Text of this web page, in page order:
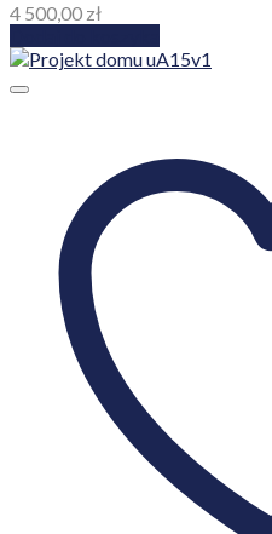
4 500,00 zł